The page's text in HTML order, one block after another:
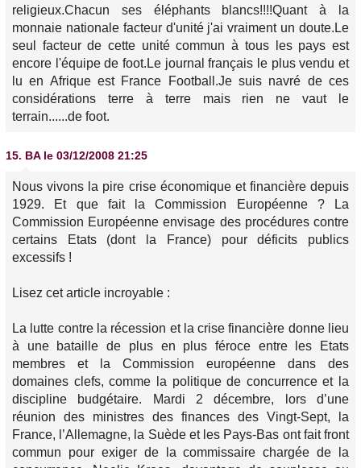
religieux.Chacun ses éléphants blancs!!!!Quant à la
monnaie nationale facteur d'unité j'ai vraiment un doute.Le
seul facteur de cette unité commun à tous les pays est
encore l'équipe de foot.Le journal français le plus vendu et
lu en Afrique est France Football.Je suis navré de ces
considérations terre à terre mais rien ne vaut le
terrain......de foot.
15. BA le 03/12/2008 21:25
Nous vivons la pire crise économique et financière depuis
1929. Et que fait la Commission Européenne ? La
Commission Européenne envisage des procédures contre
certains Etats (dont la France) pour déficits publics
excessifs !
Lisez cet article incroyable :
La lutte contre la récession et la crise financière donne lieu
à une bataille de plus en plus féroce entre les Etats
membres et la Commission européenne dans des
domaines clefs, comme la politique de concurrence et la
discipline budgétaire. Mardi 2 décembre, lors d’une
réunion des ministres des finances des Vingt-Sept, la
France, l’Allemagne, la Suède et les Pays-Bas ont fait front
commun pour exiger de la commissaire chargée de la